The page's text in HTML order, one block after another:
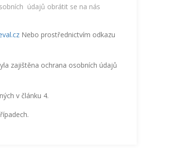
údajů obrátit se na nás
Nebo prostřednictvím odkazu
zajištěna ochrana osobních údajů
v článku 4.